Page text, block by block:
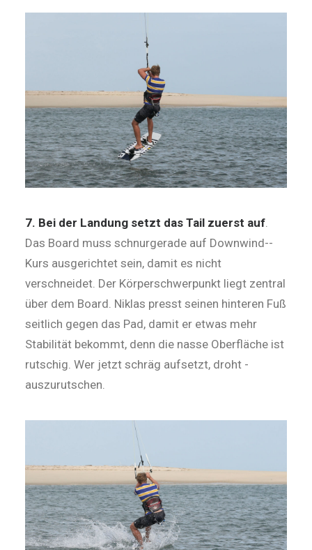
7. Bei der Landung setzt das Tail zuerst auf.
Das Board muss schnur­gerade auf Downwind-­
Kurs ausgerichtet sein, damit es nicht
verschneidet. Der Körperschwerpunkt liegt zentral
über dem Board. Niklas presst seinen hinteren Fuß
seitlich gegen das Pad, damit er etwas mehr
Stabilität bekommt, denn die nasse Oberfläche ist
rutschig. Wer jetzt schräg aufsetzt, droht ­
auszurutschen.